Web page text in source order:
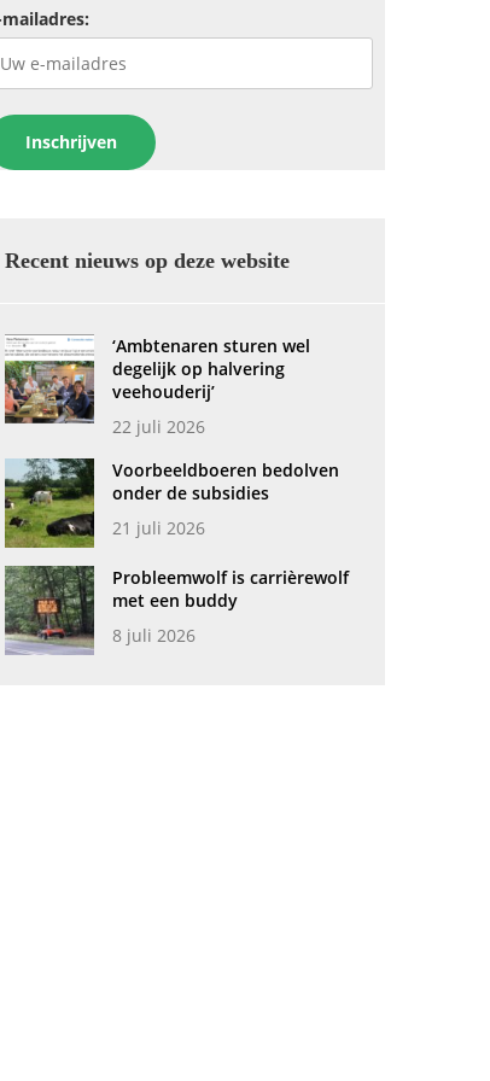
mailadres:
Recent nieuws op deze website
‘Ambtenaren sturen wel
degelijk op halvering
veehouderij’
22 juli 2026
Voorbeeldboeren bedolven
onder de subsidies
21 juli 2026
Probleemwolf is carrièrewolf
met een buddy
8 juli 2026